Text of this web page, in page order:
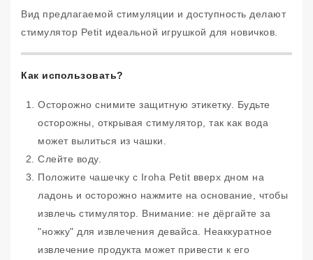
Вид предлагаемой стимуляции и доступность делают
стимулятор Petit идеальной игрушкой для новичков.
Как использовать?
Осторожно снимите защитную этикетку. Будьте
осторожны, открывая стимулятор, так как вода
может вылиться из чашки.
Слейте воду.
Положите чашечку с Iroha Petit вверх дном на
ладонь и осторожно нажмите на основание, чтобы
извлечь стимулятор. Внимание: не дёргайте за
"ножку" для извлечения девайса. Неаккуратное
извлечение продукта может привести к его